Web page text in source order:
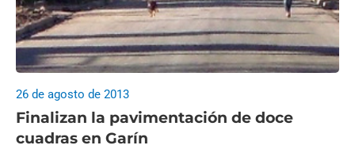
Finalizan la pavimentación de doce
cuadras en Garín
26 de agosto de 2013